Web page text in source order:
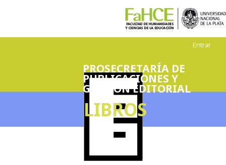
PROSECRETARÍA DE
PUBLICACIONES Y
GESTIÓN EDITORIAL
LIBROS
Entrar